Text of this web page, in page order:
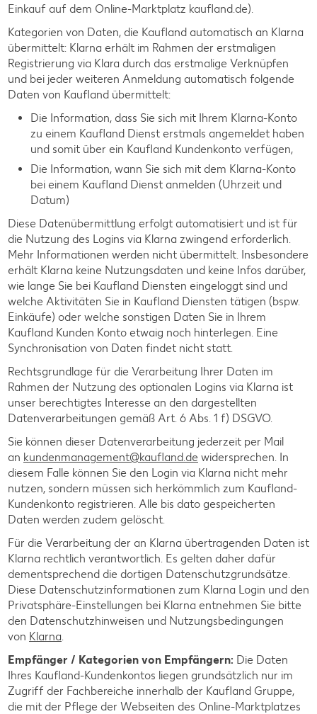
Einkauf auf dem Online-Marktplatz kaufland.de).
Kategorien von Daten, die Kaufland automatisch an Klarna
übermittelt: Klarna erhält im Rahmen der erstmaligen
Registrierung via Klara durch das erstmalige Verknüpfen
und bei jeder weiteren Anmeldung automatisch folgende
Daten von Kaufland übermittelt:
Die Information, dass Sie sich mit Ihrem Klarna-Konto
zu einem Kaufland Dienst erstmals angemeldet haben
und somit über ein Kaufland Kundenkonto verfügen,
Die Information, wann Sie sich mit dem Klarna-Konto
bei einem Kaufland Dienst anmelden (Uhrzeit und
Datum)
Diese Datenübermittlung erfolgt automatisiert und ist für
die Nutzung des Logins via Klarna zwingend erforderlich.
Mehr Informationen werden nicht übermittelt. Insbesondere
erhält Klarna keine Nutzungsdaten und keine Infos darüber,
wie lange Sie bei Kaufland Diensten eingeloggt sind und
welche Aktivitäten Sie in Kaufland Diensten tätigen (bspw.
Einkäufe) oder welche sonstigen Daten Sie in Ihrem
Kaufland Kunden Konto etwaig noch hinterlegen. Eine
Synchronisation von Daten findet nicht statt.
Rechtsgrundlage für die Verarbeitung Ihrer Daten im
Rahmen der Nutzung des optionalen Logins via Klarna ist
unser berechtigtes Interesse an den dargestellten
Datenverarbeitungen gemäß Art. 6 Abs. 1 f) DSGVO.
Sie können dieser Datenverarbeitung jederzeit per Mail
an kundenmanagement@kaufland.de widersprechen. In
diesem Falle können Sie den Login via Klarna nicht mehr
nutzen, sondern müssen sich herkömmlich zum Kaufland­
Kundenkonto registrieren. Alle bis dato gespeicherten
Daten werden zudem gelöscht.
Für die Verarbeitung der an Klarna übertragenden Daten ist
Klarna rechtlich verantwortlich. Es gelten daher dafür
dementsprechend die dortigen Datenschutzgrundsätze.
Diese Datenschutzinformationen zum Klarna Login und den
Privatsphäre-Einstellungen bei Klarna entnehmen Sie bitte
den Datenschutzhinweisen und Nutzungsbedingungen
von Klarna
Empfänger / Kategorien von Empfängern: Die Daten
Ihres Kaufland-Kundenkontos liegen grundsätzlich nur im
Zugriff der Fachbereiche innerhalb der Kaufland Gruppe,
die mit der Pflege der Webseiten des Online-Marktplatzes